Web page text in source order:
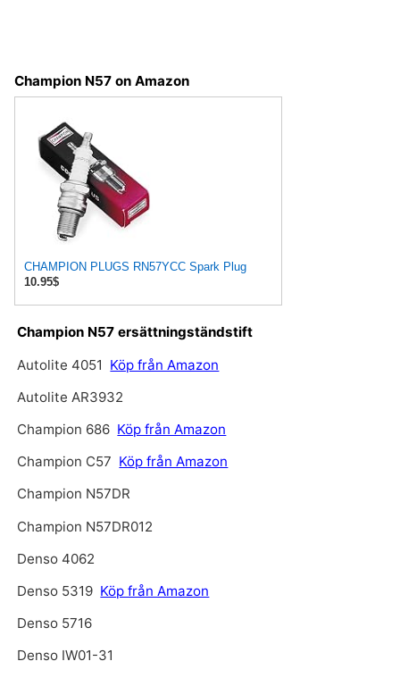
Champion N57 on Amazon
CHAMPION PLUGS RN57YCC Spark Plug
10.95$
Champion N57 ersättningständstift
Autolite 4051 Köp från Amazon
Autolite AR3932
Champion 686 Köp från Amazon
Champion C57 Köp från Amazon
Champion N57DR
Champion N57DR012
Denso 4062
Denso 5319 Köp från Amazon
Denso 5716
Denso IW01-31